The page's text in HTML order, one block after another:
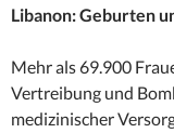
Libanon: Geburten
Mehr als 69.900
Vertreibung und
medizinischer